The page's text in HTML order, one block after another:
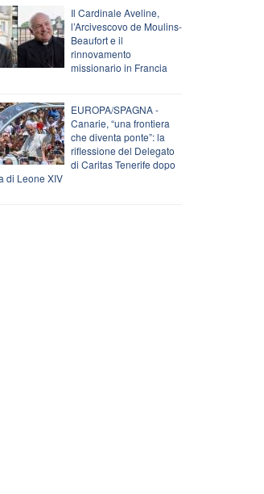
Il Cardinale Aveline,
l’Arcivescovo de Moulins-
Beaufort e il
rinnovamento
missionario in Francia
EUROPA/SPAGNA -
Canarie, “una frontiera
che diventa ponte”: la
riflessione del Delegato
di Caritas Tenerife dopo
di Leone XIV